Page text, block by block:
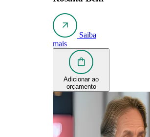
Saiba
mais
Adicionar ao
orçamento